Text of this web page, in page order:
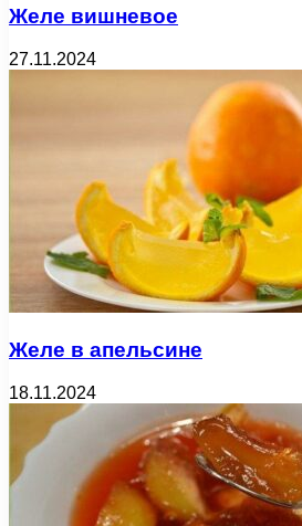
Желе вишневое
27.11.2024
Желе в апельсине
18.11.2024